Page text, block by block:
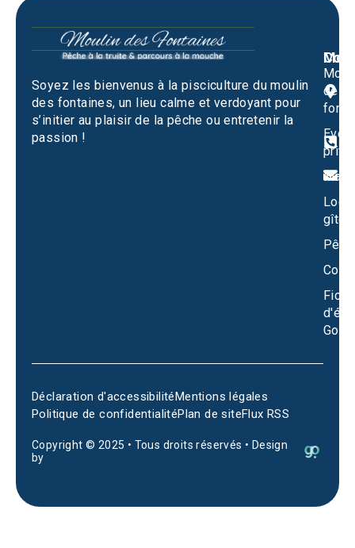
Soyez les bienvenus à la pisciculture du moulin
des fontaines, un lieu calme et verdoyant pour
s’initier au plaisir de la pêche ou entretenir la
passion !
des
privé
gîtes
Fiche
Copyright © 2025 • Tous droits réservés • Design
by
Déclaration d'accessibilitéMentions légales
Politique de confidentialitéPlan de siteFlux RSS